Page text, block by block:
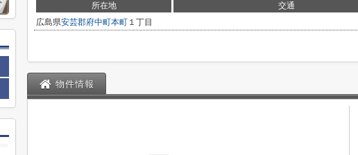
所在地
交通
広島県安芸郡府中町本町 １丁目
物件情報